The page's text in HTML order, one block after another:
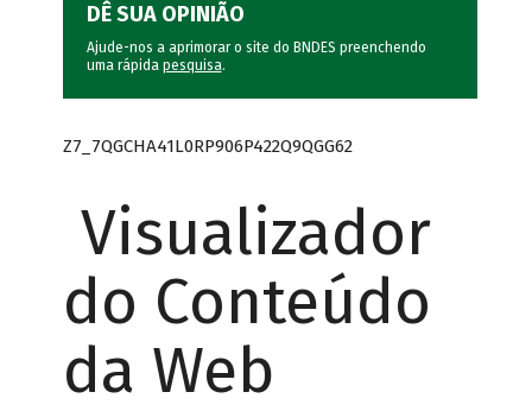
DÊ SUA OPINIÃO
Ajude-nos a aprimorar o site do BNDES preenchendo
uma rápida pesquisa.
Z7_7QGCHA41L0RP906P422Q9QGG62
Visualizador
do Conteúdo
da Web